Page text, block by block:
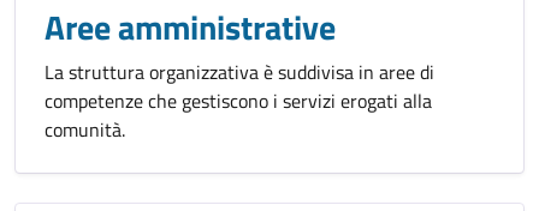
Aree amministrative
La struttura organizzativa è suddivisa in aree di
competenze che gestiscono i servizi erogati alla
comunità.